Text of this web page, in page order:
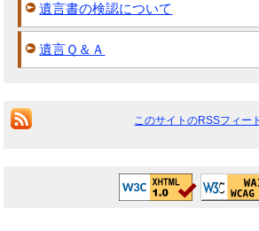
遺言書の検認について
遺言Ｑ＆Ａ
このサイトのRSSフィー